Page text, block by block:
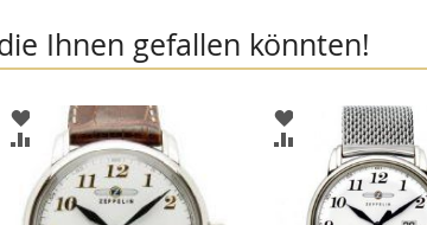
Ihnen gefallen könnten!
ZUR
WUNSCHLISTE
HINZUFÜGEN
ZUR
VERGLEICHSLISTE
HINZUFÜGEN
ZUR
WUNSCHLISTE
HINZUFÜGEN
ZUR
VERGLEICHSLISTE
HINZUFÜGEN